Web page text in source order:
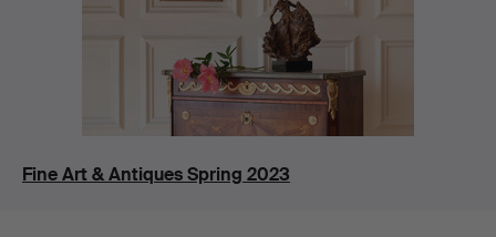
Fine Art & Antiques Spring 2023